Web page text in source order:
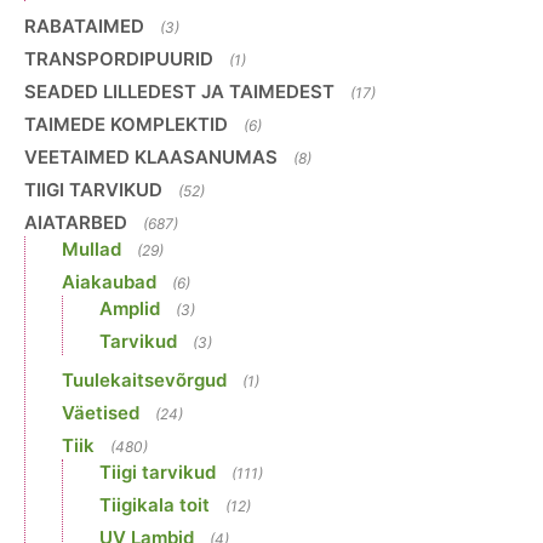
RABATAIMED (3)
TRANSPORDIPUURID (1)
SEADED LILLEDEST JA TAIMEDEST (17)
TAIMEDE KOMPLEKTID (6)
VEETAIMED KLAASANUMAS (8)
TIIGI TARVIKUD (52)
AIATARBED (687)
Mullad (29)
Aiakaubad (6)
Amplid (3)
Tarvikud (3)
Tuulekaitsevõrgud (1)
Väetised (24)
Tiik (480)
Tiigi tarvikud (111)
Tiigikala toit (12)
UV Lambid (4)